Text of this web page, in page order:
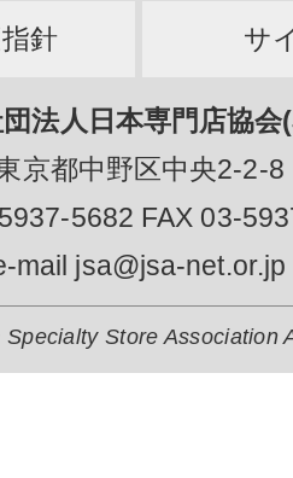
針 サ
法人日本専門店協
京都中野区中央2-2-
5682 FAX 03-
mail jsa@jsa-net.or.jp
Store Association